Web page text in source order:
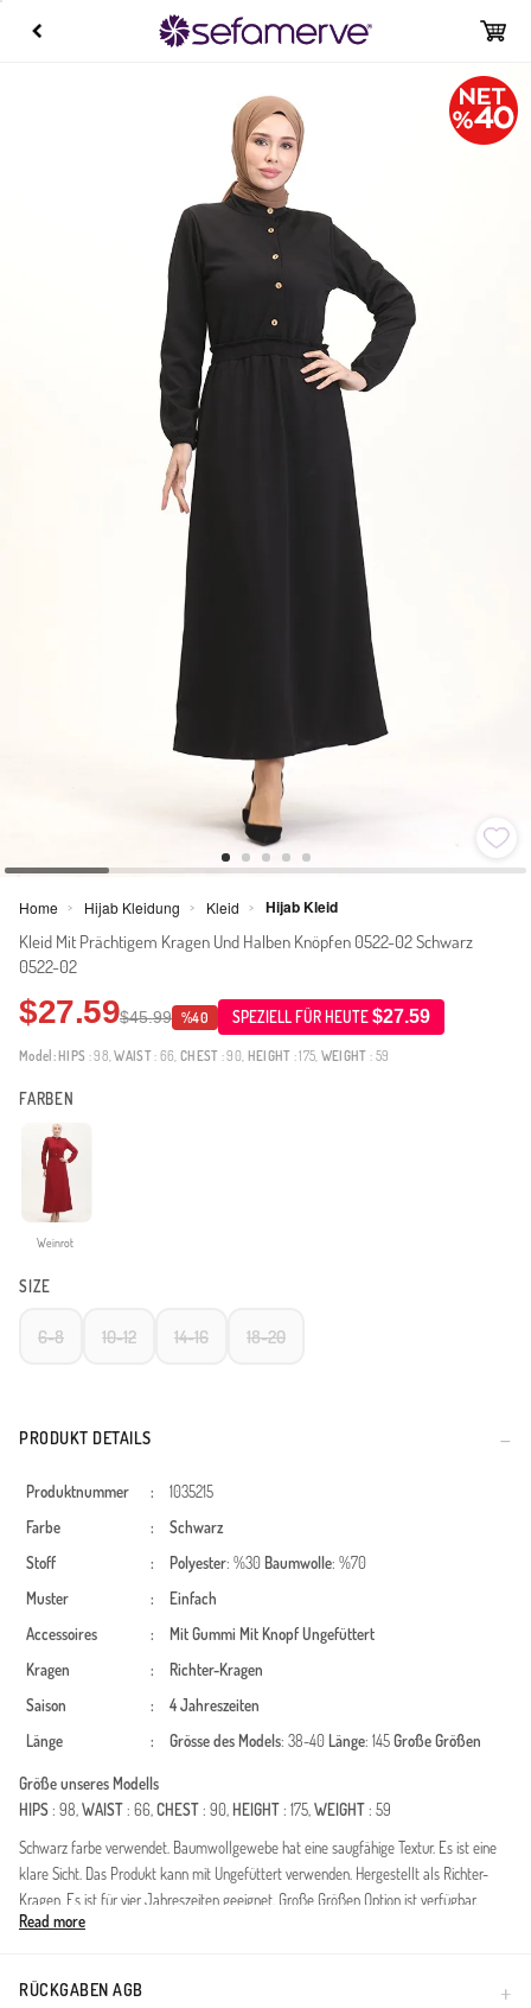
Home > Hijab Kleidung > Kleid > Hijab Kleid
Kleid Mit Prächtigem Kragen Und Halben Knöpfen 0522-02 Schwarz
0522-02
$27.59$45.99 %40 SPEZIELL FÜR HEUTE$27.59
Model: HIPS : 98,WAIST: 66,CHEST : 90, HEIGHT : 175, WEIGHT : 59
FARBEN
Weinrot
SIZE
6-8 10-12 14-16 18-20
PRODUKT DETAILS
Produktnummer :
1035215
Farbe
:
Schwarz
Stoff
: Polyester: %30 Baumwolle: %70
Muster
:
Einfach
Accessoires
: Mit Gummi Mit KnopfUngefüttert
Kragen
:
Richter-Kragen
Saison
:
4 Jahreszeiten
Länge
: Grösse des Models: 38-40 Länge: 145Große Größen
Größe unseres Modells
HIPS: 98,WAIST: 66,CHEST: 90, HEIGHT: 175,WEIGHT: 59
Schwarz farbe verwendet. Baumwollgewebe hat eine saugfähige Textur. Es ist eine
klare Sicht. Das Produkt kann mit Ungefüttert verwenden. Hergestellt als Richter-
Kragen. Es ist für vier Jahreszeiten geeignet. Große Größen Option ist verfügbar.
Read more
RÜCKGABEN AGB